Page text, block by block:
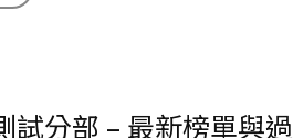
試分部 – 最新榜單與過